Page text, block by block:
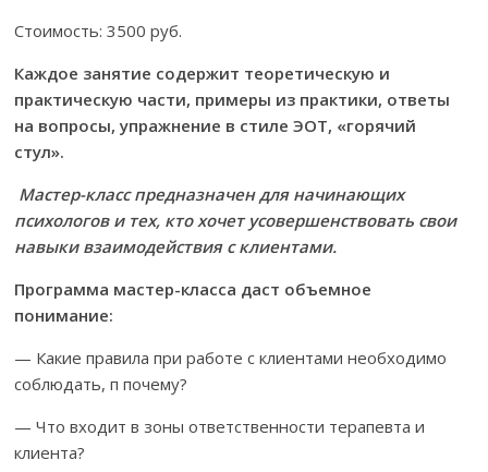
Стоимость: 3500 руб.
Каждое занятие содержит теоретическую и
практическую части, примеры из практики, ответы
на вопросы, упражнение в стиле ЭОТ, «горячий
стул».
Мастер-класс предназначен для начинающих
психологов и тех, кто хочет усовершенствовать свои
навыки взаимодействия с клиентами.
Программа мастер-класса даст объемное
понимание:
— Какие правила при работе с клиентами необходимо
соблюдать, п почему?
— Что входит в зоны ответственности терапевта и
клиента?